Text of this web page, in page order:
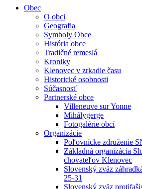
Obec
O obci
Geografia
Symboly Obce
História obce
Tradičné remeslá
Kroniky
Klenovec v zrkadle času
Historické osobnosti
Súčasnosť
Partnerské obce
Villeneuve sur Yonne
Mihálygerge
Fotogalérie obcí
Organizácie
Poľovnícke združenie
Základná organizácia
chovateľov Klenovec
Slovenský zväz
25-31
Slovenský zväz